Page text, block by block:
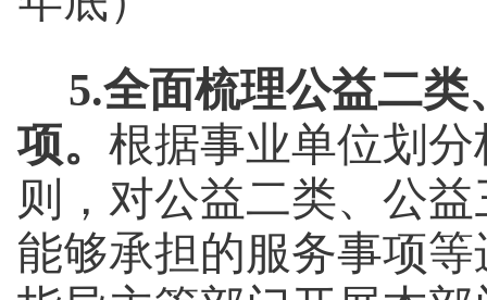
5.全面梳理公益二
项。根据事业单位划
则，对公益二类、公
能够承担的服务事项